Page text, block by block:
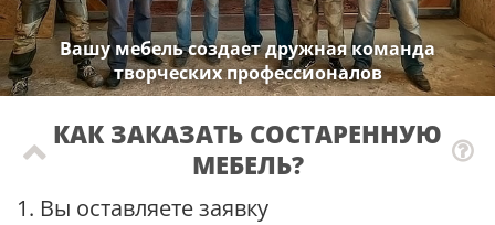
Вашу мебель создает дружная команда
творческих профессионалов
КАК ЗАКАЗАТЬ СОСТАРЕННУЮ
МЕБЕЛЬ?
1. Вы оставляете заявку